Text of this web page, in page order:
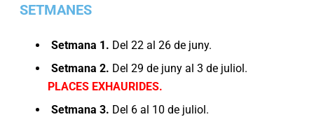
SETMANES
Setmana 1. Del 22 al 26 de juny.
Setmana 2. Del 29 de juny al 3 de juliol.
PLACES EXHAURIDES.
Setmana 3. Del 6 al 10 de juliol.